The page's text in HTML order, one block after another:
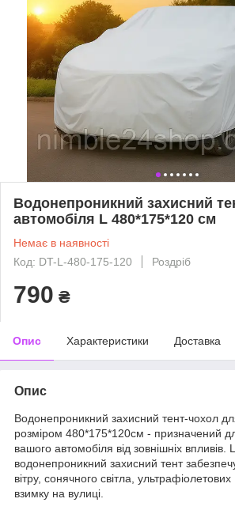
Водонепроникний захисний
автомобіля L 480*175*120 см
Немає в наявності
Код: DT-L-480-175-120
Роздріб
790 ₴
Опис Характеристики Доставка
Опис
Водонепроникний захисний тент-чохол
розміром 480*175*120см - призначений
вашого автомобіля від зовнішніх впливів.
водонепроникний захисний тент
вітру, сонячного світла,
взимку на вулиці.